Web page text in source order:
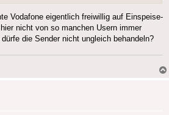
Vodafone eigentlich freiwillig auf Ein­spei­se­
nicht von so manchen Usern immer
die Sender nicht ungleich behandeln?